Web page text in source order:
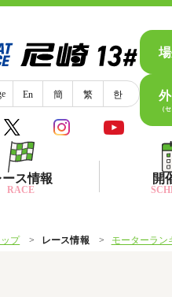
En 簡 繁 한
（
ース情報
RACE
開
ップ レース情報 モーターラン